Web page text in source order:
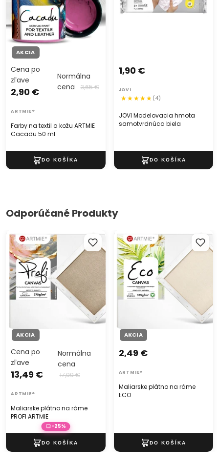
mm. S jedným kusom tohto šikovného nástroja môžete
ľahko a precízne vytvoriť elegantné a štýlové kvetinové
dizajny, ktoré vás budú okúzľovať svojou krásou. Nechajte
svoju kreativitu rozkvitnúť a vytvorte úžasné kvetinové
kompozície s pomocou tohto floristického drôtu na
kvety hovoriť za vás!
AKCIA
Farby na textil a kožu ARTMIE
Cacadu 50 ml
Cena po
zľave
2,90 €
Normálna
cena
3,65 €
ARTMIE®
JOVI Modelovacia hmota
samotvrdnúca biela
1,90 €
JOVI
(4)
Odporúčané Produkty
Maliarske plátno na ráme
PROFI ARTMIE
AKCIA
Maliarske plátno na ráme
PROFI ARTMIE
Cena po
zľave
13,49 €
Normálna
cena
17,99 €
ARTMIE®
-25%
Maliarske plátno na ráme
ECO
AKCIA
Maliarske plátno na ráme
ECO
2,49 €
ARTMIE®